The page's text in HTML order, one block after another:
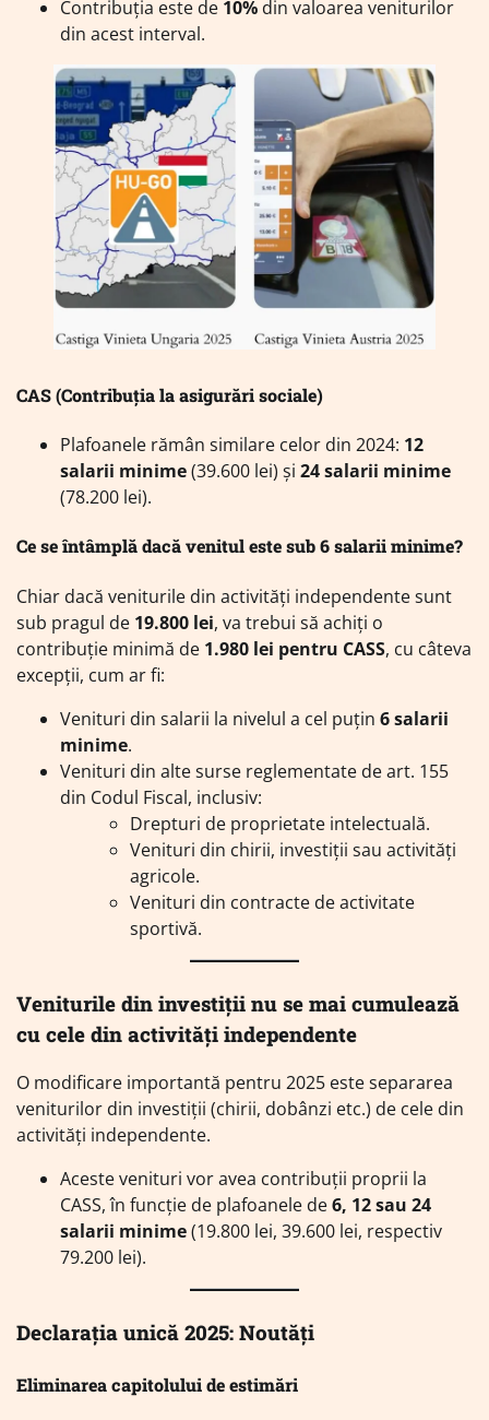
Contribuția este de 10% din valoarea veniturilor
din acest interval.
CAS (Contribuția la asigurări sociale)
Plafoanele rămân similare celor din 2024: 12
salarii minime(39.600 lei) și 24 salarii minime
(78.200 lei).
Ce se întâmplă dacă venitul este sub 6 salarii minime?
Chiar dacă veniturile din activități independente sunt
sub pragul de 19.800 lei, va trebui să achiți o
contribuție minimă de 1.980 lei pentru CASS, cu câteva
excepții, cum ar fi:
Venituri din salarii la nivelul a cel puțin 6 salarii
minime.
Venituri din alte surse reglementate de art. 155
din Codul Fiscal, inclusiv:
Drepturi de proprietate intelectuală.
Venituri din chirii, investiții sau activități
agricole.
Venituri din contracte de activitate
sportivă.
Veniturile din investiții nu se mai cumulează
cu cele din activități independente
O modificare importantă pentru 2025 este separarea
veniturilor din investiții (chirii, dobânzi etc.) de cele din
activități independente.
Aceste venituri vor avea contribuții proprii la
CASS, în funcție de plafoanele de6, 12 sau 24
salarii minime(19.800 lei, 39.600 lei, respectiv
79.200 lei).
Declarația unică 2025: Noutăți
Eliminarea capitolului de estimări